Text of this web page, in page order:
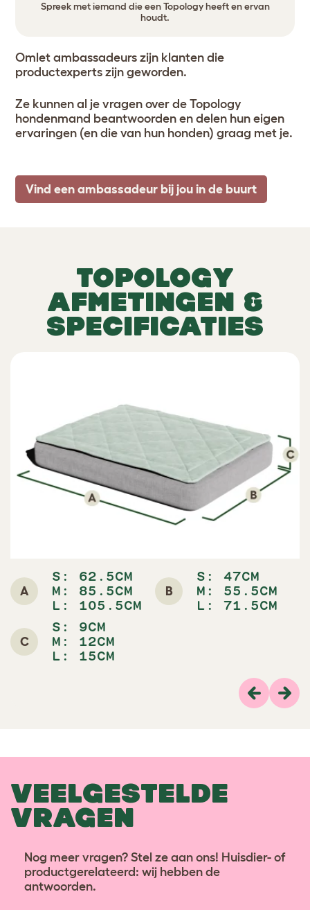
Spreek met iemand die een Topology heeft en ervan
houdt.
Omlet ambassadeurs zijn klanten die
productexperts zijn geworden.
Ze kunnen al je vragen over de Topology
hondenmand beantwoorden en delen hun eigen
ervaringen (en die van hun honden) graag met je.
Vind een ambassadeur bij jou in de buurt
TOPOLOGY
AFMETINGEN &
SPECIFICATIES
A
S: 62.5CM
M: 85.5CM
L: 105.5CM
B
S: 47CM
M: 55.5CM
L: 71.5CM
C
S: 9CM
M: 12CM
L: 15CM
Previous
VEELGESTELDE
VRAGEN
Nog meer vragen? Stel ze aan ons! Huisdier- of
productgerelateerd: wij hebben de
antwoorden.